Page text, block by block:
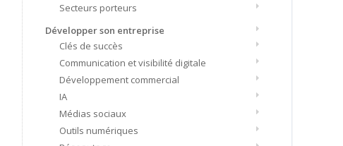
Secteurs porteurs
Développer son entreprise
Clés de succès
Communication et visibilité digitale
Développement commercial
IA
Médias sociaux
Outils numériques